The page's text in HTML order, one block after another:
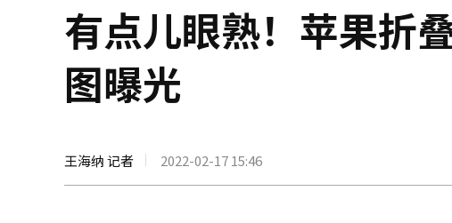
有点儿眼熟！苹果折
图曝光
王海纳 记者 2022-02-17 15:46